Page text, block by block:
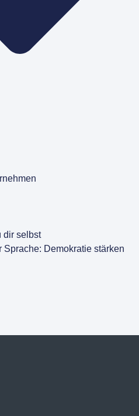
dir selbst
Sprache: Demokratie stärken